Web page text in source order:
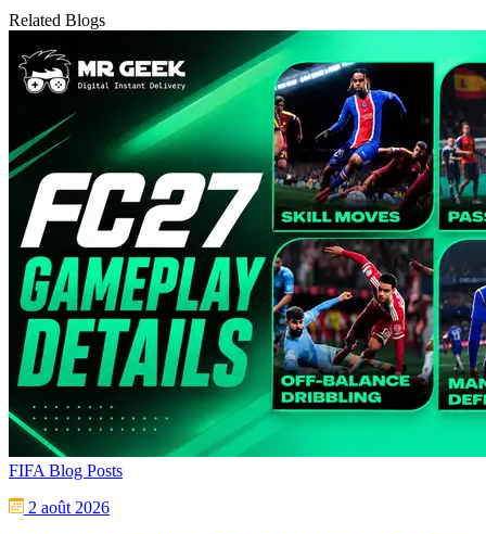
Related Blogs
FIFA Blog Posts
2 août 2026